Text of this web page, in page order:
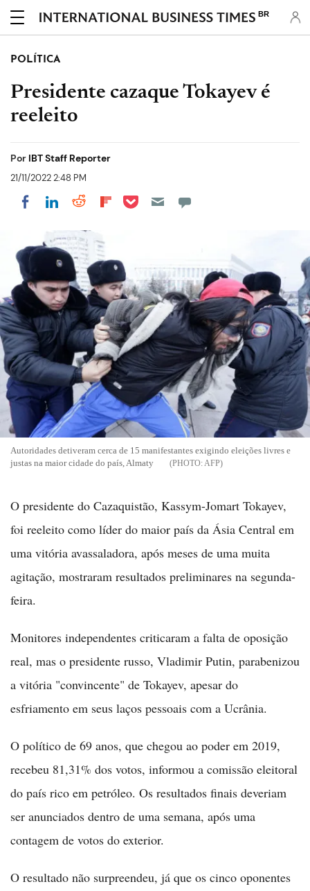
BR
POLÍTICA
Presidente cazaque Tokayev é
reeleito
Por IBT Staff Reporter
21/11/2022 2:48 PM
Share on Facebook
Share on LinkedIn
Share on Reddit
Share on Flipboard
Share on Pocket
Autoridades detiveram cerca de 15 manifestantes exigindo eleições livres e
justas na maior cidade do país, Almaty
AFP
O presidente do Cazaquistão, Kassym-Jomart Tokayev,
foi reeleito como líder do maior país da Ásia Central em
uma vitória avassaladora, após meses de uma muita
agitação, mostraram resultados preliminares na segunda-
feira.
Monitores independentes criticaram a falta de oposição
real, mas o presidente russo, Vladimir Putin, parabenizou
a vitória "convincente" de Tokayev, apesar do
esfriamento em seus laços pessoais com a Ucrânia.
O político de 69 anos, que chegou ao poder em 2019,
recebeu 81,31% dos votos, informou a comissão eleitoral
do país rico em petróleo. Os resultados finais deveriam
ser anunciados dentro de uma semana, após uma
contagem de votos do exterior.
O resultado não surpreendeu, já que os cinco oponentes